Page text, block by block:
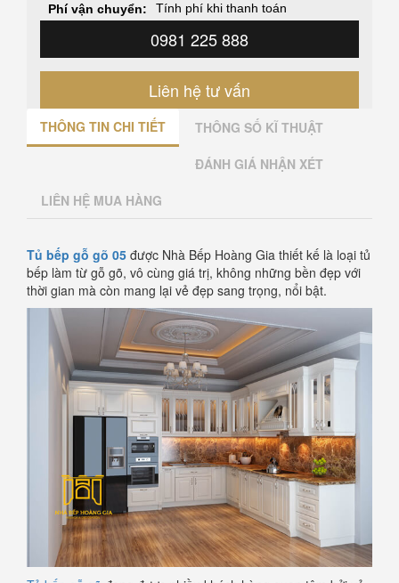
Phí vận chuyển: Tính phí khi thanh toán
0981 225 888
Liên hệ tư vấn
THÔNG TIN CHI TIẾT THÔNG SỐ KĨ THUẬT
ĐÁNH GIÁ NHẬN XÉT
LIÊN HỆ MUA HÀNG
Tủ bếp gỗ gõ 05 được Nhà Bếp Hoàng Gia thiết kế là loại tủ
bếp làm từ gỗ gõ, vô cùng giá trị, không những bền đẹp với
thời gian mà còn mang lại vẻ đẹp sang trọng, nổi bật.